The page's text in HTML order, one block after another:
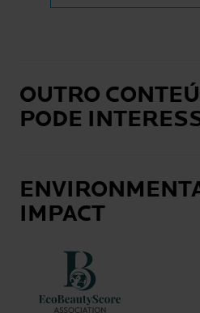
OUTRO
PODE
IMPACT